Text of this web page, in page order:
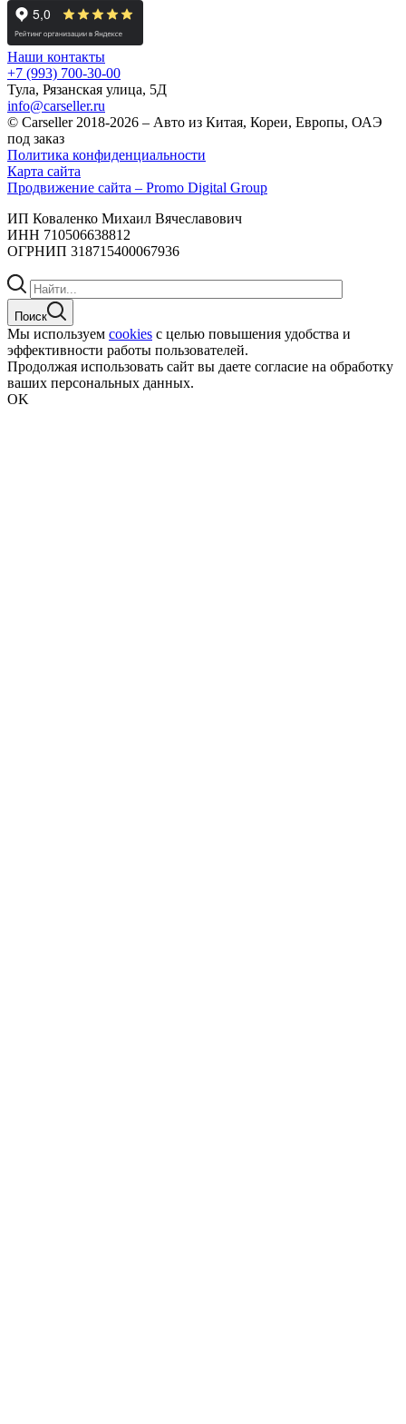
Наши контакты
+7 (993) 700-30-00
Тула, Рязанская улица, 5Д
info@carseller.ru
© Carseller 2018-2026 – Авто из Китая, Кореи, Европы, ОАЭ
под заказ
Политика конфиденциальности
Карта сайта
Продвижение сайта – Promo Digital Group
ИП Коваленко Михаил Вячеславович
ИНН 710506638812
ОГРНИП 318715400067936
Поиск
Мы используем cookies с целью повышения удобства и
эффективности работы пользователей.
Продолжая использовать сайт вы даете согласие на обработку
ваших персональных данных.
OK